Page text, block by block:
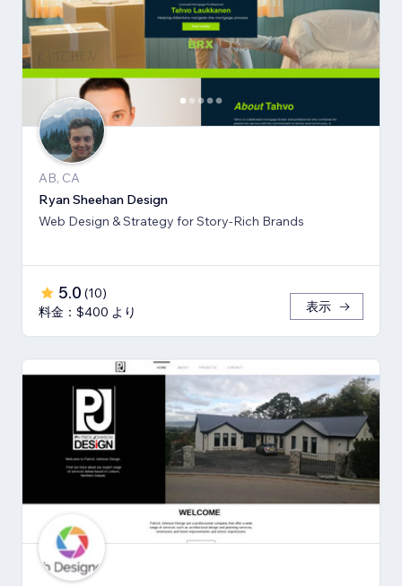
AB, CA
Ryan Sheehan Design
Web Design & Strategy for Story-Rich Brands
5.0 (10)
料金：$400 より
表示